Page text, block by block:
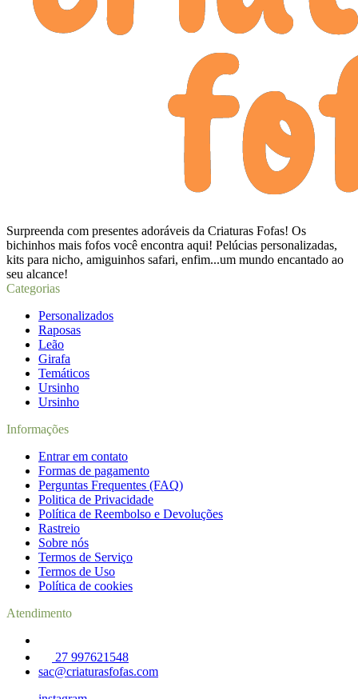
Surpreenda com presentes adoráveis da Criaturas Fofas! Os
bichinhos mais fofos você encontra aqui! Pelúcias personalizadas,
kits para nicho, amiguinhos safari, enfim...um mundo encantado ao
seu alcance!
Categorias
Personalizados
Raposas
Leão
Girafa
Temáticos
Ursinho
Ursinho
Informações
Entrar em contato
Formas de pagamento
Perguntas Frequentes (FAQ)
Politica de Privacidade
Política de Reembolso e Devoluções
Rastreio
Sobre nós
Termos de Serviço
Termos de Uso
Política de cookies
Atendimento
27 997621548
sac@criaturasfofas.com